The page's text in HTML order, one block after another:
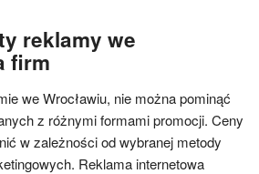
reklamy we
firm
we Wrocławiu, nie można pominąć
z różnymi formami promocji. Ceny
w zależności od wybranej metody
Reklama internetowa